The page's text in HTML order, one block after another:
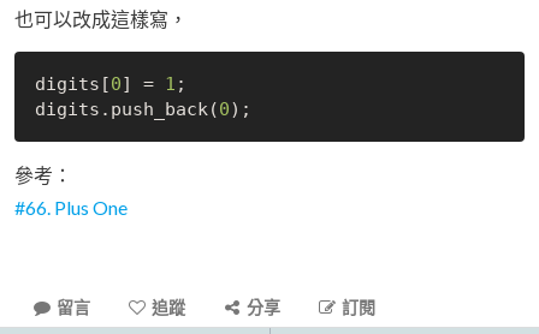
也可以改成這樣寫，
digits[0] = 1 ;
digits.push_back(0
參考：
#66. Plus One
留言 追蹤 分享 訂閱